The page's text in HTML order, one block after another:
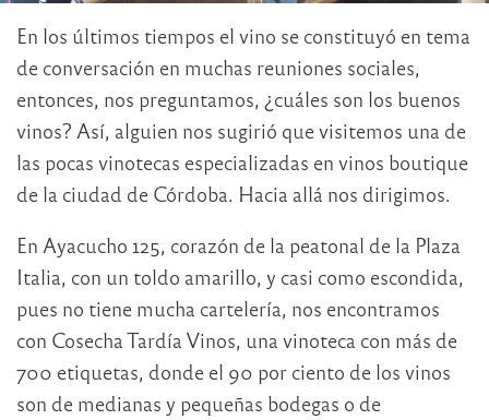
En los últimos tiempos el vino se constituyó en tema
de conversación en muchas reuniones sociales,
entonces, nos preguntamos, ¿cuáles son los buenos
vinos? Así, alguien nos sugirió que visitemos una de
las pocas vinotecas especializadas en vinos boutique
de la ciudad de Córdoba. Hacia allá nos dirigimos.
En Ayacucho 125, corazón de la peatonal de la Plaza
Italia, con un toldo amarillo, y casi como escondida,
pues no tiene mucha cartelería, nos encontramos
con Cosecha Tardía Vinos, una vinoteca con más de
700 etiquetas, donde el 90 por ciento de los vinos
son de medianas y pequeñas bodegas o de